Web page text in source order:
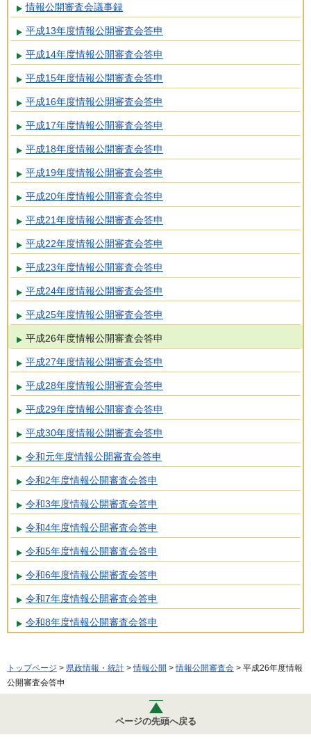
情報公開審査会議事録
平成13年度情報公開審査会答申
平成14年度情報公開審査会答申
平成15年度情報公開審査会答申
平成16年度情報公開審査会答申
平成17年度情報公開審査会答申
平成18年度情報公開審査会答申
平成19年度情報公開審査会答申
平成20年度情報公開審査会答申
平成21年度情報公開審査会答申
平成22年度情報公開審査会答申
平成23年度情報公開審査会答申
平成24年度情報公開審査会答申
平成25年度情報公開審査会答申
平成26年度情報公開審査会答申
平成27年度情報公開審査会答申
平成28年度情報公開審査会答申
平成29年度情報公開審査会答申
平成30年度情報公開審査会答申
令和元年度情報公開審査会答申
令和2年度情報公開審査会答申
令和3年度情報公開審査会答申
令和4年度情報公開審査会答申
令和5年度情報公開審査会答申
令和6年度情報公開審査会答申
令和7年度情報公開審査会答申
令和8年度情報公開審査会答申
トップページ > 県政情報・統計 >情報公開 >情報公開審査会 > 平成26年度情報
公開審査会答申
ページの先頭へ戻る